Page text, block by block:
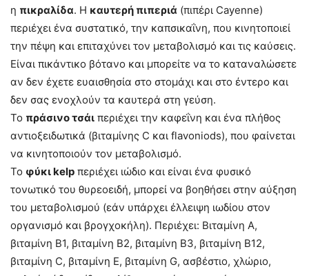
η πικραλίδα. Η καυτερή πιπεριά (πιπέρι Cayenne)
περιέχει ένα συστατικό, την καπσικαΐνη, που κινητοποιεί
την πέψη και επιταχύνει τον μεταβολισμό και τις καύσεις.
Είναι πικάντικο βότανο και μπορείτε να το καταναλώσετε
αν δεν έχετε ευαισθησία στο στομάχι και στο έντερο και
δεν σας ενοχλούν τα καυτερά στη γεύση.
Το πράσινο τσάι περιέχει την καφεΐνη και ένα πλήθος
αντιοξειδωτικά (βιταμίνης C και flavoniods), που φαίνεται
να κινητοποιούν τον μεταβολισμό.
Το φύκι kelp περιέχει ιώδιο και είναι ένα φυσικό
τονωτικό του θυρεοειδή, μπορεί να βοηθήσει στην αύξηση
του μεταβολισμού (εάν υπάρχει έλλειψη ιωδίου στον
οργανισμό και βρογχοκήλη). Περιέχει: Βιταμίνη Α,
βιταμίνη B1, βιταμίνη B2, βιταμίνη B3, βιταμίνη Β12,
βιταμίνη C, βιταμίνη Ε, βιταμίνη G, ασβέστιο, χλώριο,